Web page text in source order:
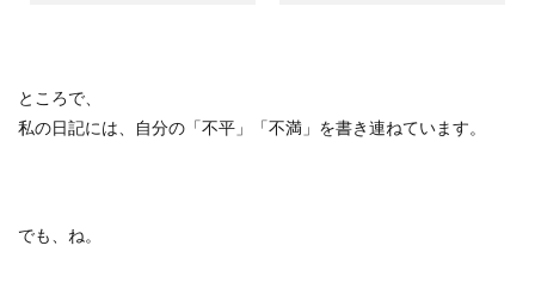
ところで、
私の日記には、自分の「不平」「不満」を書き連ねています。
でも、ね。